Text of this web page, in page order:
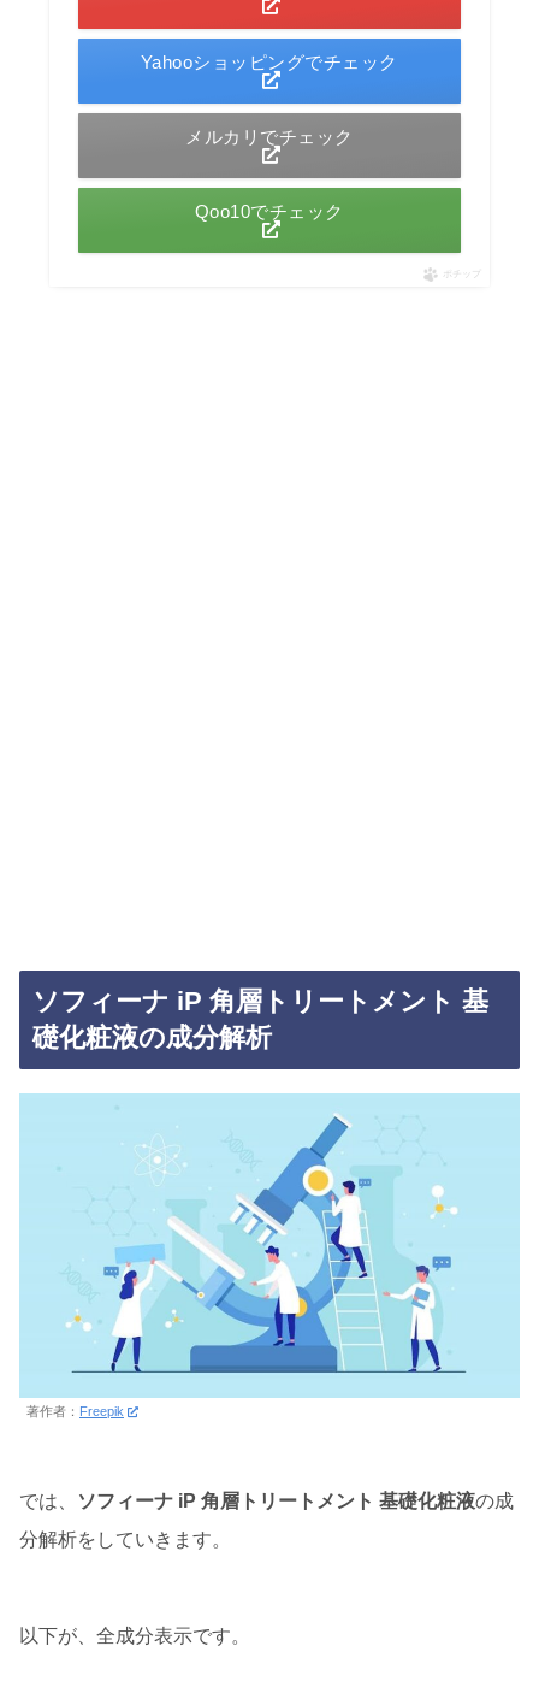
Yahooショッピングでチェック
メルカリでチェック
Qoo10でチェック
ポチップ
ソフィーナ iP 角層トリートメント 基
礎化粧液の成分解析
著作者： Freepik
では、 ソフィーナ iP 角層トリートメント 基礎化粧液の成
分解析をしていきます。
以下が、全成分表示です。